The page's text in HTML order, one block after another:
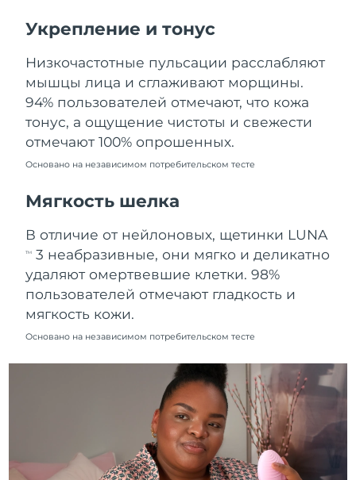
Укрепление и тонус
Низкочастотные пульсации расслабляют
мышцы лица и сглаживают морщины.
94% пользователей отмечают, что кожа
тонус, а ощущение чистоты и свежести
отмечают 100% опрошенных.
Основано на независимом потребительском тесте
Мягкость шелка
В отличие от нейлоновых, щетинки LUNA
TM
3 неабразивные, они мягко и деликатно
удаляют омертвевшие клетки. 98%
пользователей отмечают гладкость и
мягкость кожи.
Основано на независимом потребительском тесте
Португалия
Ожидаемая дата доставки
Пуэрто-Рико
Ожидаемая дата доставки
Катар
Ожидаемая дата доставки
Румыния
8/10/26
Россия
Ожидаемая дата доставки
Саудовская Аравия
Ожидаемая дата доставки
8/12/26
Ожидаемая дата доставки
8/10/26
Словения
Ожидаемая дата доставки
8/10/26